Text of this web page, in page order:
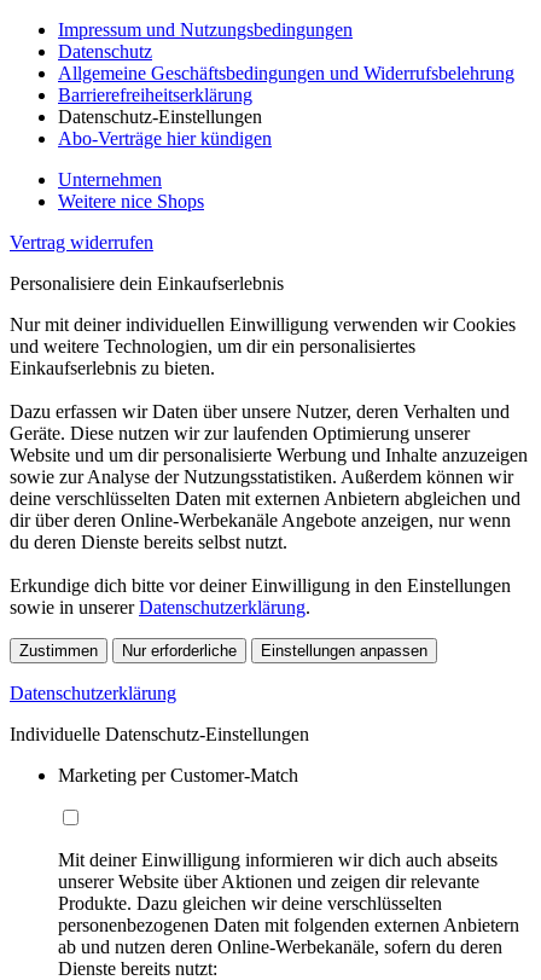
Impressum und Nutzungsbedingungen
Datenschutz
Allgemeine Geschäftsbedingungen und Widerrufsbelehrung
Barrierefreiheitserklärung
Datenschutz-Einstellungen
Abo-Verträge hier kündigen
Unternehmen
Weitere nice Shops
Vertrag widerrufen
Personalisiere dein Einkaufserlebnis
Nur mit deiner individuellen Einwilligung verwenden wir Cookies
und weitere Technologien, um dir ein personalisiertes
Einkaufserlebnis zu bieten.
Dazu erfassen wir Daten über unsere Nutzer, deren Verhalten und
Geräte. Diese nutzen wir zur laufenden Optimierung unserer
Website und um dir personalisierte Werbung und Inhalte anzuzeigen
sowie zur Analyse der Nutzungsstatistiken. Außerdem können wir
deine verschlüsselten Daten mit externen Anbietern abgleichen und
dir über deren Online-Werbekanäle Angebote anzeigen, nur wenn
du deren Dienste bereits selbst nutzt.
Erkundige dich bitte vor deiner Einwilligung in den Einstellungen
sowie in unsererDatenschutzerklärung.
Zustimmen Nur erforderliche Einstellungen anpassen
Datenschutzerklärung
Individuelle Datenschutz-Einstellungen
Marketing per Customer-Match
Mit deiner Einwilligung informieren wir dich auch abseits
unserer Website über Aktionen und zeigen dir relevante
Produkte. Dazu gleichen wir deine verschlüsselten
personenbezogenen Daten mit folgenden externen Anbietern
ab und nutzen deren Online-Werbekanäle, sofern du deren
Dienste bereits nutzt: